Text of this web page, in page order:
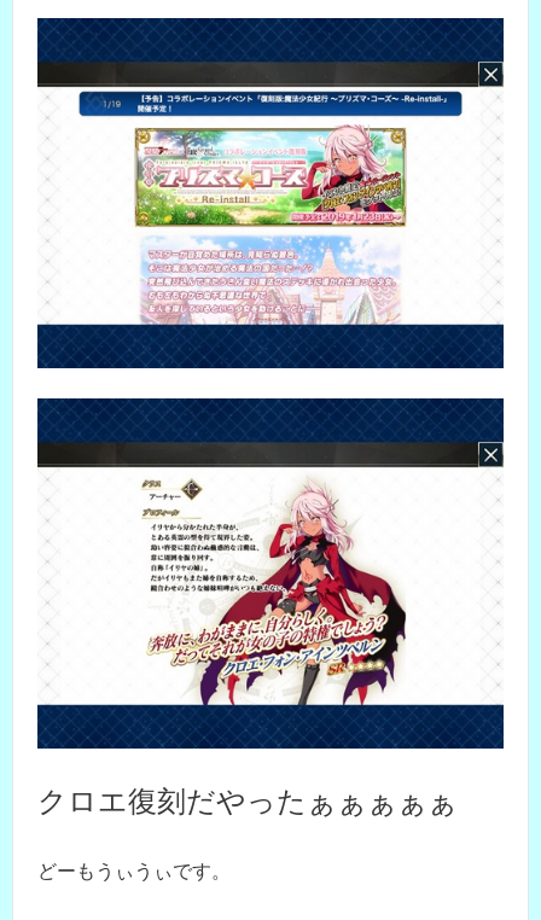
クロエ復刻だやったぁぁぁぁぁ
どーもうぃうぃです。